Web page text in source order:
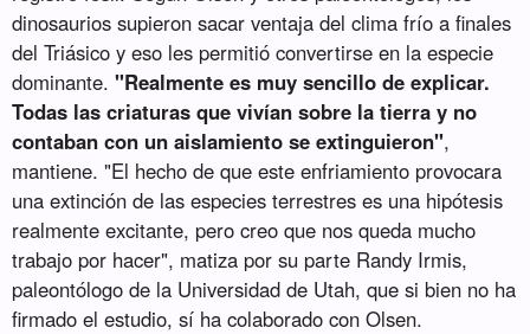
dinosaurios supieron sacar ventaja del clima frío a finales
del Triásico y eso les permitió convertirse en la especie
dominante. "Realmente es muy sencillo de explicar.
Todas las criaturas que vivían sobre la tierra y no
contaban con un aislamiento se extinguieron",
mantiene. "El hecho de que este enfriamiento provocara
una extinción de las especies terrestres es una hipótesis
realmente excitante, pero creo que nos queda mucho
trabajo por hacer", matiza por su parte Randy Irmis,
paleontólogo de la Universidad de Utah, que si bien no ha
firmado el estudio, sí ha colaborado con Olsen.